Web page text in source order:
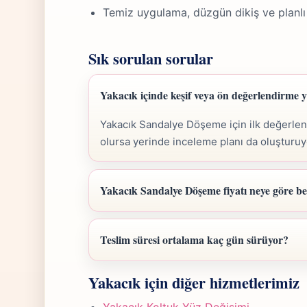
Temiz uygulama, düzgün dikiş ve
Sık sorulan sorular
Yakacık içinde keşif veya ön değerlendirme
Yakacık Sandalye Döşeme için ilk
olursa yerinde inceleme planı da
Yakacık Sandalye Döşeme fiyatı neye göre
Yakacık Sandalye Döşeme fiyatı; ölçü,
belirlenir. Fotoğraf gönderdiğinizde hızlıca
Teslim süresi ortalama kaç gün sürüyor?
iş günü hedefiyle çalışır, olası değişikliği
Yakacık için diğer hizmetlerimiz